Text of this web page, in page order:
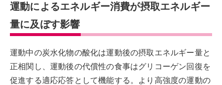
運動によるエネルギー消費が摂取エネルギー
量に及ぼす影響
運動中の炭水化物の酸化は運動後の摂取エネルギー量と
正相関し、運動後の代償性の食事はグリコーゲン回復を
促進する適応応答として機能する。より高強度の運動の